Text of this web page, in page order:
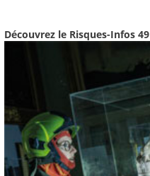
Découvrez le Risques-Infos 49